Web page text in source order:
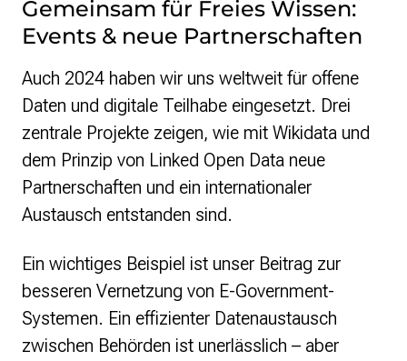
Gemeinsam für Freies Wissen:
Events & neue Partnerschaften
Auch 2024 haben wir uns weltweit für offene
Daten und digitale Teilhabe eingesetzt. Drei
zentrale Projekte zeigen, wie mit Wikidata und
dem Prinzip von Linked Open Data neue
Partnerschaften und ein internationaler
Austausch entstanden sind.
Ein wichtiges Beispiel ist unser Beitrag zur
besseren Vernetzung von E-Government-
Systemen. Ein effizienter Datenaustausch
zwischen Behörden ist unerlässlich – aber